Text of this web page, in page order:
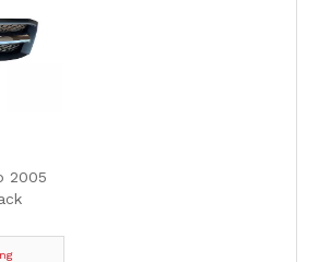
2005